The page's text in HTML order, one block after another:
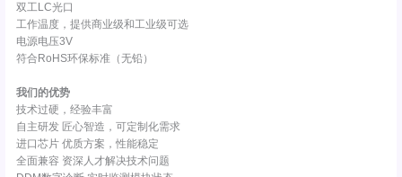
双工LC光口
工作温度，提供商业级和工业级可选
电源电压3V
符合RoHS环保标准（无铅）
我们的优势
技术过硬，经验丰富
自主研发 匠心智造，可定制化需求
进口芯片 优质方案，性能稳定
全面兼容 资深人才解决技术问题